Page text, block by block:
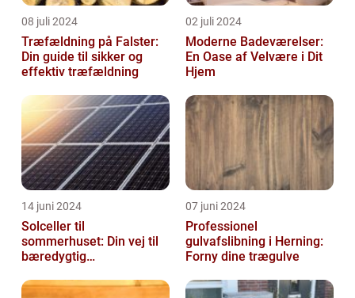
08 juli 2024
Træfældning på Falster:
Din guide til sikker og
effektiv træfældning
02 juli 2024
Moderne Badeværelser:
En Oase af Velvære i Dit
Hjem
14 juni 2024
Solceller til
sommerhuset: Din vej til
bæredygtig
07 juni 2024
Professionel
gulvafslibning i Herning:
Forny dine trægulve